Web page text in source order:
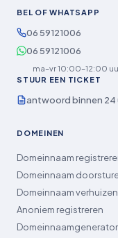
BEL OF WHATSAPP
06 59121006
06 59121006
ma–vr 10:00–12:00
STUUR EEN TICKET
antwoord binnen 24
DOMEINEN
Domeinnaam
Domeinnaam
Domeinnaam verhuizen
Anoniem registreren
Domeinnaamgenerator